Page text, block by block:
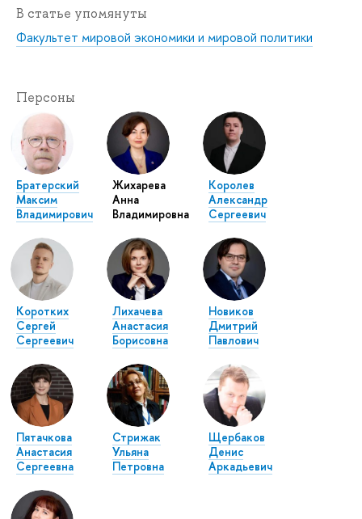
В статье упомянуты
Факультет мировой экономики и мировой политики
Персоны
Братерский
Максим
Владимирович
Жихарева
Анна
Владимировна
Королев
Александр
Сергеевич
Коротких
Сергей
Сергеевич
Лихачева
Анастасия
Борисовна
Новиков
Дмитрий
Павлович
Пятачкова
Анастасия
Сергеевна
Стрижак
Ульяна
Петровна
Щербаков
Денис
Аркадьевич